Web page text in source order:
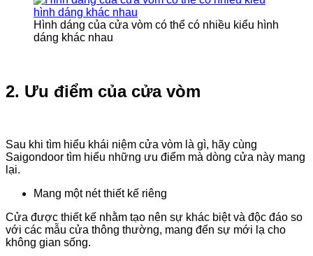
Hình dáng của cửa vòm có thể có nhiều kiểu hình
dáng khác nhau
2. Ưu điểm của cửa vòm​
Sau khi tìm hiểu khái niệm cửa vòm là gì, hãy cùng
Saigondoor tìm hiểu những ưu điểm mà dòng cửa này mang
lại.
Mang một nét thiết kế riêng
Cửa được thiết kế nhằm tạo nên sự khác biệt và độc đáo so
với các mẫu cửa thông thường, mang đến sự mới lạ cho
không gian sống.